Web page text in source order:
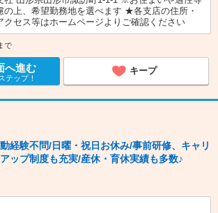
の上、希望勤務地を選べます ★各支店の住所・
クセス等はホームページよりご確認ください
で
へ進む
テップ！
キープ
経験不問/日曜・祝日お休み/事前研修、キャリ
ップ制度も充実/産休・育休実績も多数♪